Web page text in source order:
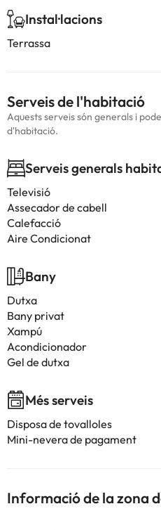
Instal·lacions
Terrassa
Serveis de l'habitació
Aquests serveis són generals i
d'habitació.
Serveis generals
Televisió
Assecador de cabell
Calefacció
Aire Condicionat
Bany
Dutxa
Bany privat
Xampú
Acondicionador
Gel de dutxa
Més serveis
Disposa de tovalloles
Mini-nevera de pagament
Informació de la zona